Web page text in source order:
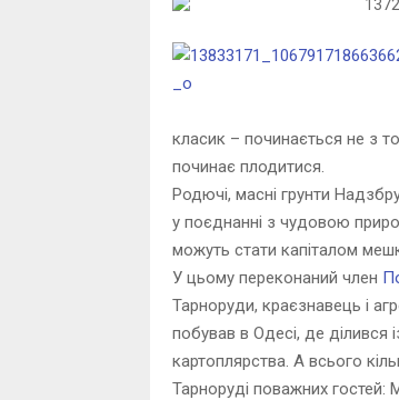
класик – починається не з
починає плодитися.
Родючі, масні грунти
у поєднанні з чудовою
можуть стати капіталом
У цьому переконаний член
Тарноруди, краєзнавець і
побував в Одесі, де ділився
картоплярства. А всього
Тарноруді поважних гостей: